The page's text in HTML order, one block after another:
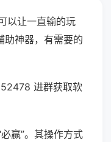
以让一直输的玩
助神器，有需要的
进群获取软
赢”。其操作方式